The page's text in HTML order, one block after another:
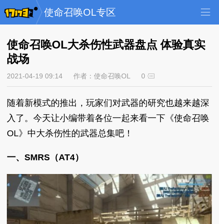
使命召唤OL专区
使命召唤OL大杀伤性武器盘点 体验真实
战场
2021-04-19 09:14 作者：使命召唤OL 0
随着新模式的推出，玩家们对武器的研究也越来越深
入了。今天让小编带着各位一起来看一下《使命召唤
OL》中大杀伤性的武器总集吧！
一、SMRS（AT4）